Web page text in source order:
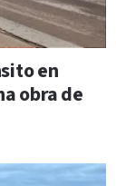
en
obra de